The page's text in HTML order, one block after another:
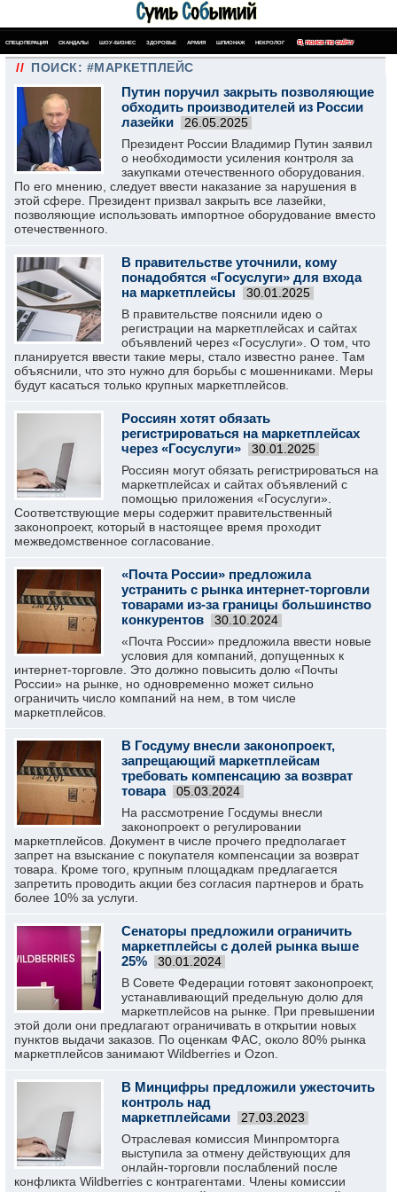
СПЕЦОПЕРАЦИЯ СКАНДАЛЫ ШОУ-БИЗНЕС ЗДОРОВЬЕ АРМИЯ ШПИОНАЖ НЕКРОЛОГ ПОИСК ПО САЙТУ
// ПОИСК: #МАРКЕТПЛЕЙС
Путин поручил закрыть позволяющие
обходить производителей из России
лазейки
26.05.2025
Президент России Владимир Путин заявил
о необходимости усиления контроля за
закупками отечественного оборудования.
По его мнению, следует ввести наказание за нарушения в
этой сфере. Президент призвал закрыть все лазейки,
позволяющие использовать импортное оборудование вместо
отечественного.
В правительстве уточнили, кому
понадобятся «Госуслуги» для входа
на маркетплейсы
30.01.2025
В правительстве пояснили идею о
регистрации на маркетплейсах и сайтах
объявлений через «Госуслуги». О том, что
планируется ввести такие меры, стало известно ранее. Там
объяснили, что это нужно для борьбы с мошенниками. Меры
будут касаться только крупных маркетплейсов.
Россиян хотят обязать
регистрироваться на маркетплейсах
через «Госуслуги»
30.01.2025
Россиян могут обязать регистрироваться на
маркетплейсах и сайтах объявлений с
помощью приложения «Госуслуги».
Соответствующие меры содержит правительственный
законопроект, который в настоящее время проходит
межведомственное согласование.
«Почта России» предложила
устранить с рынка интернет-торговли
товарами из-за границы большинство
конкурентов
30.10.2024
«Почта России» предложила ввести новые
условия для компаний, допущенных к
интернет-торговле. Это должно повысить долю «Почты
России» на рынке, но одновременно может сильно
ограничить число компаний на нем, в том числе
маркетплейсов.
В Госдуму внесли законопроект,
запрещающий маркетплейсам
требовать компенсацию за возврат
товара
05.03.2024
На рассмотрение Госдумы внесли
законопроект о регулировании
маркетплейсов. Документ в числе прочего предполагает
запрет на взыскание с покупателя компенсации за возврат
товара. Кроме того, крупным площадкам предлагается
запретить проводить акции без согласия партнеров и брать
более 10% за услуги.
Сенаторы предложили ограничить
маркетплейсы с долей рынка выше
25%
30.01.2024
В Совете Федерации готовят законопроект,
устанавливающий предельную долю для
маркетплейсов на рынке. При превышении
этой доли они предлагают ограничивать в открытии новых
пунктов выдачи заказов. По оценкам ФАС, около 80% рынка
маркетплейсов занимают Wildberries и Ozon.
В Минцифры предложили ужесточить
контроль над
маркетплейсами
27.03.2023
Отраслевая комиссия Минпромторга
выступила за отмену действующих для
онлайн-торговли послаблений после
конфликта Wildberries с контрагентами. Члены комиссии